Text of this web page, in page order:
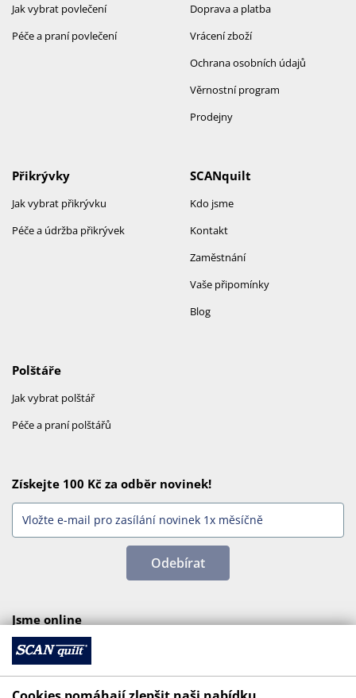
Jak vybrat povlečení
Péče a praní povlečení
Doprava a platba
Vrácení zboží
Ochrana osobních údajů
Věrnostní program
Prodejny
SCANquilt
Kdo jsme
Kontakt
Zaměstnání
Vaše připomínky
Blog
Přikrývky
Jak vybrat přikrývku
Péče a údržba přikrývek
Polštáře
Jak vybrat polštář
Péče a praní polštářů
Získejte 100 Kč za odběr novinek!
Odebírat
Jsme online